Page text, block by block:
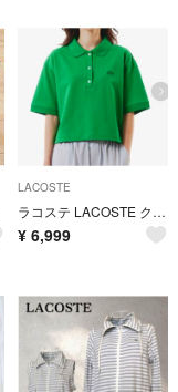
LACOSTE
ラコステ LACOSTE クロップド丈 ポロシャツ 40 グリーン
¥ 6,999